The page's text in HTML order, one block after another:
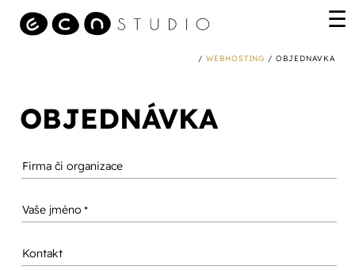
/ WEBHOSTING / OBJEDNAVKA
OBJEDNÁVKA
Firma či organizace
Vaše jméno
Kontakt